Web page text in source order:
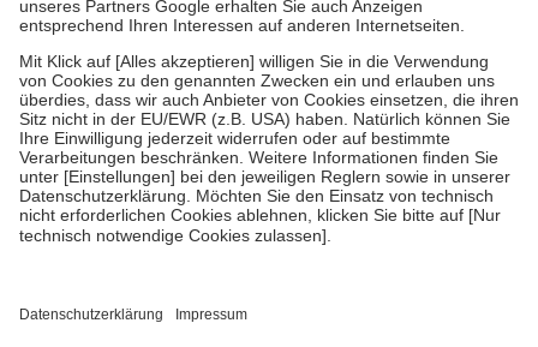
Um das Engagement der Versicherten für ihre eigene Gesundheit zu
stärken und die besondere Stellung der Familie zu unterstützen,
fallenkeine Zuzahlungenan bei:
• Kindern und Jugendlichen bis zum vollendeten 18. Lebensjahr
mit Ausnahme der Fahrkosten
• Untersuchungen zur Vorsorge und Früherkennung, die von der
GKV getragen werden
• empfohlenen Schutzimpfungen
• Harn- und Blutteststreifen
getroffen, um sicherzustellen, dass es sich um echte Bewertungen